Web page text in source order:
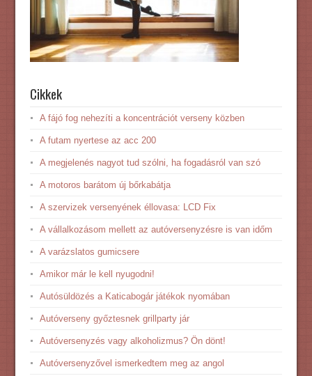
Cikkek
A fájó fog nehezíti a koncentrációt verseny közben
A futam nyertese az acc 200
A megjelenés nagyot tud szólni, ha fogadásról van szó
A motoros barátom új bőrkabátja
A szervizek versenyének éllovasa: LCD Fix
A vállalkozásom mellett az autóversenyzésre is van időm
A varázslatos gumicsere
Amikor már le kell nyugodni!
Autósüldözés a Katicabogár játékok nyomában
Autóverseny győztesnek grillparty jár
Autóversenyzés vagy alkoholizmus? Ön dönt!
Autóversenyzővel ismerkedtem meg az angol